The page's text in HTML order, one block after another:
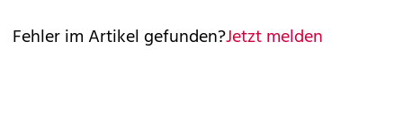
Fehler im Artikel gefunden?Jetzt melden